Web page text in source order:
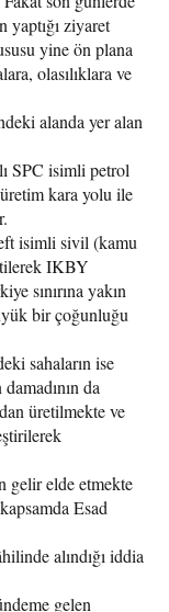
ziyaret
yine ön plana
olasılıklara ve
alanda yer alan
SPC isimli petrol
kara yolu ile
isimli sivil (kamu
IKBY
sınırına yakın
bir çoğunluğu
sahaların ise
da
üretilmekte ve
gelir elde etmekte
Esad
alındığı iddia
gelen